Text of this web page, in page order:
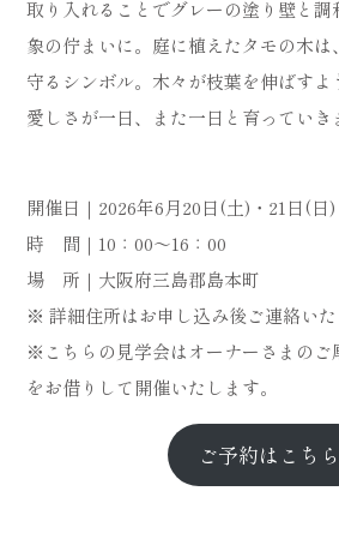
取り入れることでグレーの塗り壁と
象の佇まいに。庭に植えたタモの木
守るシンボル。木々が枝葉を伸ばすよ
愛しさが一日、また一日と育っていき
開催日｜2026年6月20日(土)・21日(日)
時 間｜10：00～16：00
場 所｜大阪府三島郡島本町
※ 詳細住所はお申し込み後ご連絡いた
※こちらの見学会はオーナーさまのご
をお借りして開催いたします。
ご予約はこちら